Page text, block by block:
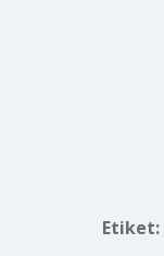
Etiket: